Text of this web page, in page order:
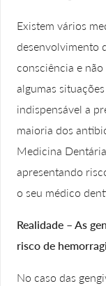
Existem vários
desenvolvimento
consciência e
algumas
indispensável a
maioria dos
Medicina
apresentando
o seu médico
Realidade – As
risco de
No caso das